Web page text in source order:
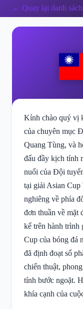
← Quay lại danh sách
Kính chào quý vị
của chuyên mục
Quang Tùng, và
đấu đầy kịch tính
nuối của Đội
tại giải Asian Cup
nghiêng về phía
đơn thuần về mặt
kể trên hành trình
Cup của bóng đá
đã định đoạt số
chiến thuật,
tính bước ngoặt.
khía cạnh của